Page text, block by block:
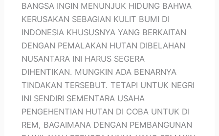
BANGSA INGIN MENUNJUK HIDUNG BAHWA
KERUSAKAN SEBAGIAN KULIT BUMI DI
INDONESIA KHUSUSNYA YANG BERKAITAN
DENGAN PEMALAKAN HUTAN DIBELAHAN
NUSANTARA INI HARUS SEGERA
DIHENTIKAN. MUNGKIN ADA BENARNYA
TINDAKAN TERSEBUT. TETAPI UNTUK NEGRI
INI SENDIRI SEMENTARA USAHA
PENGEHENTIAN HUTAN DI COBA UNTUK DI
REM, BAGAIMANA DENGAN PEMBANGUNAN